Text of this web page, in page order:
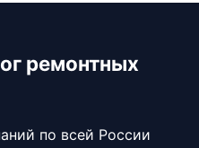
ремонтных
по всей России